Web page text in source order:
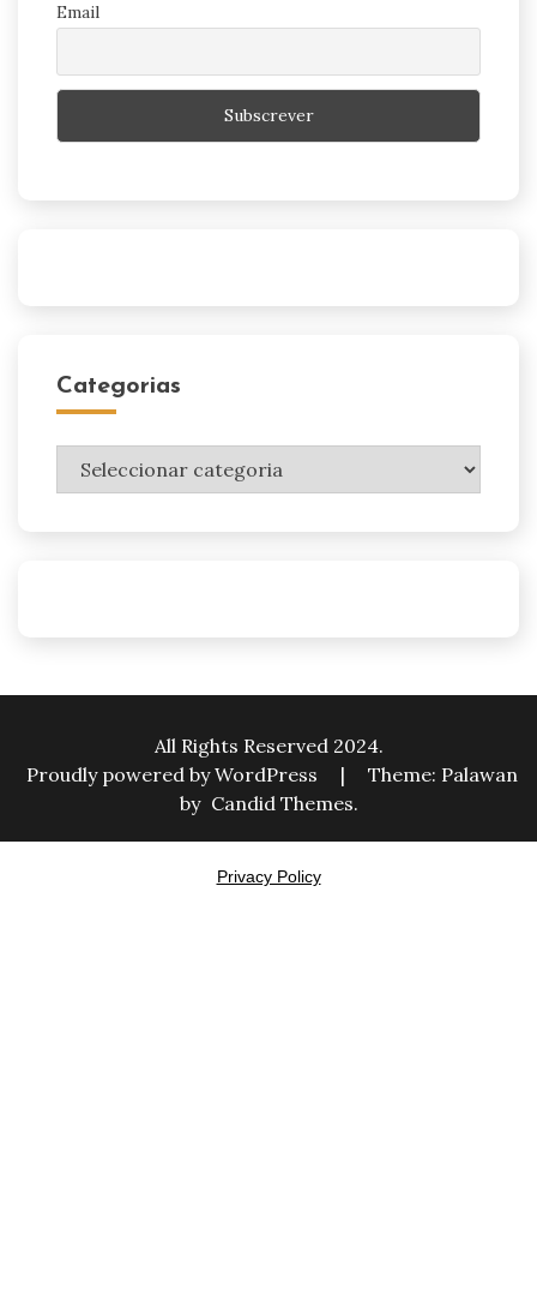
Email
Categorias
Categorias
All Rights Reserved 2024.
Proudly powered by WordPress
|
Theme: Palawan
by Candid Themes.
Privacy Policy